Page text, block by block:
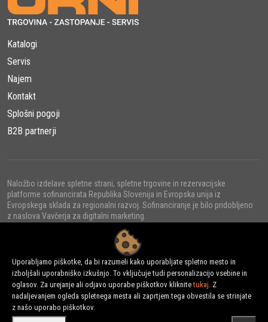
Uporabljamo piškotke, da bi razumeli kako uporabljate spletno mesto in
izboljšali uporabniško izkušnjo. To vključuje tudi personalizacijo vsebine in
oglasov. Za urejanje ali odjavo uporabe piškotkov kliknitetukaj. Z
nadaljevanjem ogleda spletnega mesta ali zaprtjem tega obvestila se strinjate
z našo uporabo piškotkov.
Katalogi
Servis
Najem
Kontakt
Splošni pogoji
B2B partnerji
Naložbo izdelave spletne strani, spletne trgovine in rezervacijske
platforme sofinancirata Republika Slovenija in Evropska unija iz
Evropskega sklada za regionalni razvoj. Sofinanciranje je bilo pridobljeno
z naslova Vavčerja za digitalni marketing.
© 2022 - URNI d.o.o., Vse pravice pridržane.